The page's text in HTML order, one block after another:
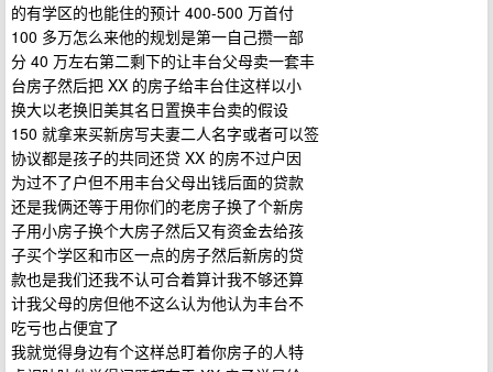
的有学区的也能住的预计 400-500 万首付
100 多万怎么来他的规划是第一自己攒一部
分 40 万左右第二剩下的让丰台父母卖一套丰
台房子然后把 XX 的房子给丰台住这样以小
换大以老换旧美其名日置换丰台卖的假设
150 就拿来买新房写夫妻二人名字或者可以签
协议都是孩子的共同还贷 XX 的房不过户因
为过不了户但不用丰台父母出钱后面的贷款
还是我俩还等于用你们的老房子换了个新房
子用小房子换个大房子然后又有资金去给孩
子买个学区和市区一点的房子然后新房的贷
款也是我们还我不认可合着算计我不够还算
计我父母的房但他不这么认为他认为丰台不
吃亏也占便宜了
我就觉得身边有个这样总盯着你房子的人特